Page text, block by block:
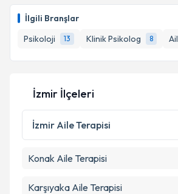
İlgili Branşlar
Psikoloji
13 Klinik Psikolog 8
için bir takvim hazırlandığında e-
bilgilendireceğiz.
E-posta Adresiniz
Kişisel verilerimin işlenmesine
Metni 'ni okudum ve kişisel
Takvim Talebini
İzmir İlçeleri
İzmir Aile Terapisi
Konak Aile Terapisi
Karşıyaka Aile Terapisi